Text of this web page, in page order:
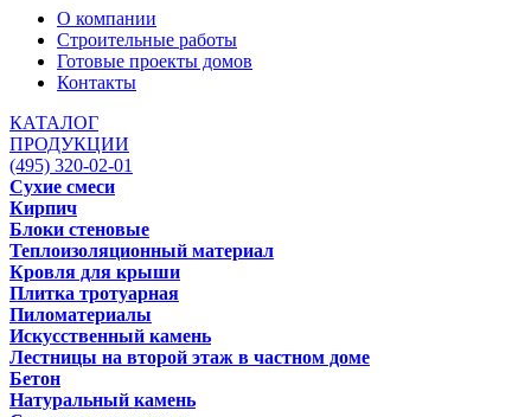
О компании
Строительные работы
Готовые проекты домов
Контакты
КАТАЛОГ
ПРОДУКЦИИ
(495) 320-02-01
Сухие смеси
Кирпич
Блоки стеновые
Теплоизоляционный материал
Кровля для крыши
Плитка тротуарная
Пиломатериалы
Искусственный камень
Лестницы на второй этаж в частном доме
Бетон
Натуральный камень